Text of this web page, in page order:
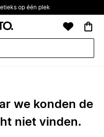
op één plek
we konden de
niet vinden.